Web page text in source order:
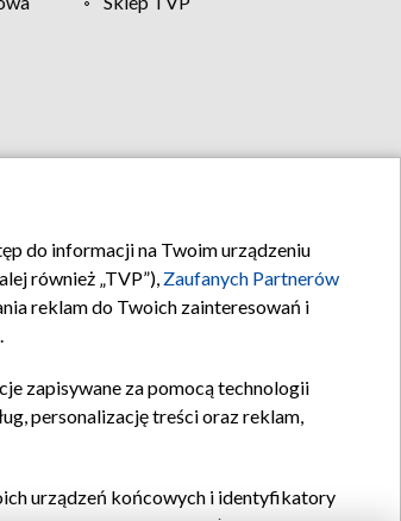
do informacji na Twoim urządzeniu
również „TVP”), Zaufanych Partnerów
reklam do Twoich zainteresowań i
zapisywane za pomocą technologii
personalizację treści oraz reklam,
urządzeń końcowych i identyfikatory